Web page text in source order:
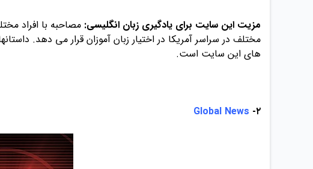
مزیت این سایت برای یادگیری زبان انگلیسی: مصاحبه با افراد
مختلف در سراسر آمریکا در اختیار زبان آموزان قرار می دهد.
های این سایت است.
۲- Global News